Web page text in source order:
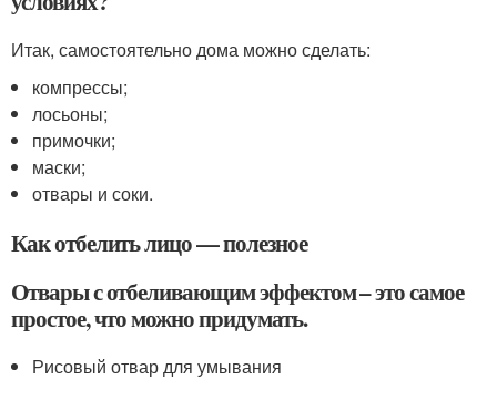
Итак, самостоятельно дома можно сделать:
компрессы;
лосьоны;
примочки;
маски;
отвары и соки.
Как отбелить лицо — полезное
Отвары с отбеливающим эффектом – это самое
простое, что можно придумать.
Рисовый отвар для умывания